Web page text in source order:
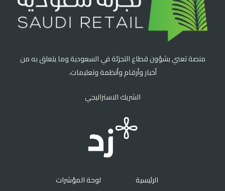
منصة تعني بشؤون قطاع التجزئة في السعودية وما يتعلق به من
أخبار وأرقام وأنظمة وتعليمات.
الشريك الاستراتيجي
الرئيسية
لوحة المؤشرات